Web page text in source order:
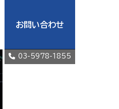
お問い合わせ
03-5978-1855